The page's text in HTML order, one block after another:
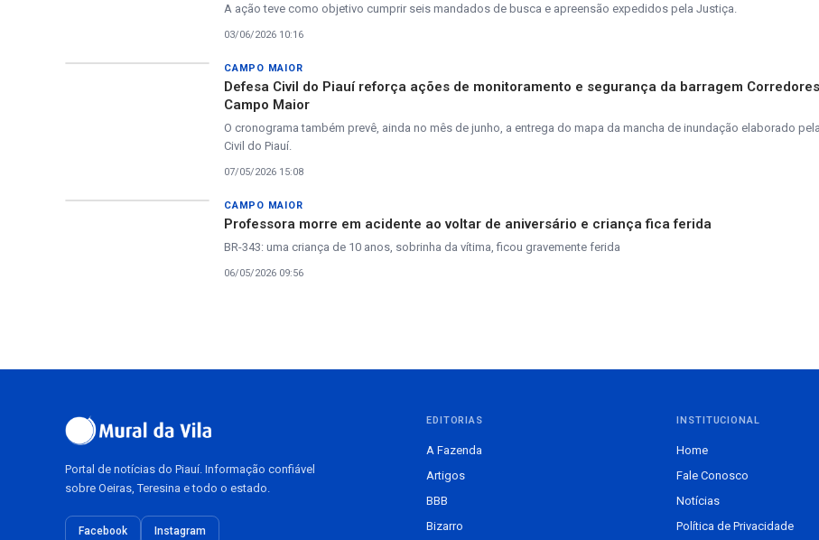
A ação teve como objetivo cumprir seis mandados de busca e apreensão expedidos pela Justiça.
03/06/2026 10:16
CAMPO MAIOR
Defesa Civil do Piauí reforça ações de monitoramento e segurança da barragem
Campo Maior
O cronograma também prevê, ainda no mês de junho, a entrega do mapa da mancha de inundação elaborado
Civil do Piauí.
07/05/2026 15:08
CAMPO MAIOR
Professora morre em acidente ao voltar de aniversário e criança fica ferida
BR-343: uma criança de 10 anos, sobrinha da vítima, ficou gravemente ferida
06/05/2026 09:56
Portal de notícias do Piauí. Informação confiável
sobre Oeiras, Teresina e todo o estado.
Facebook Instagram
EDITORIAS
A Fazenda
Artigos
BBB
Bizarro
INSTITUCIONAL
Home
Fale Conosco
Notícias
Política de Privacidade